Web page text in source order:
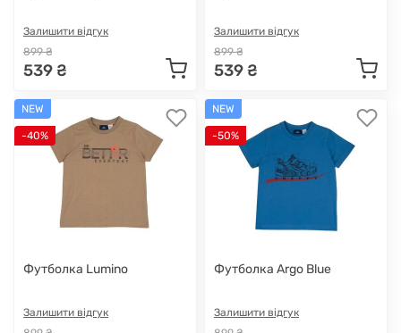
Залишити відгук
899 ₴
539 ₴
Залишити відгук
899 ₴
539 ₴
NEW
-40%
Футболка Lumino
Залишити відгук
NEW
-50%
Футболка Argo Blue
Залишити відгук